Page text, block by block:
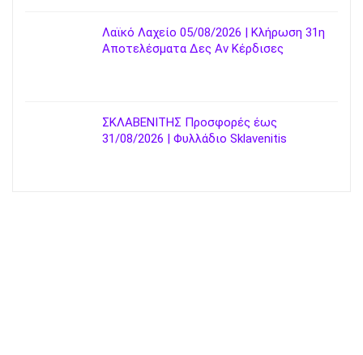
Λαϊκό Λαχείο 05/08/2026 | Κλήρωση 31η
Αποτελέσματα Δες Αν Κέρδισες
ΣΚΛΑΒΕΝΙΤΗΣ Προσφορές έως
31/08/2026 | Φυλλάδιο Sklavenitis